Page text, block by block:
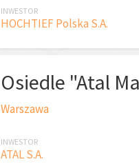
INWESTOR
HOCHTIEF Polska S.A.
Osiedle "Atal
Warszawa
INWESTOR
ATAL S.A.